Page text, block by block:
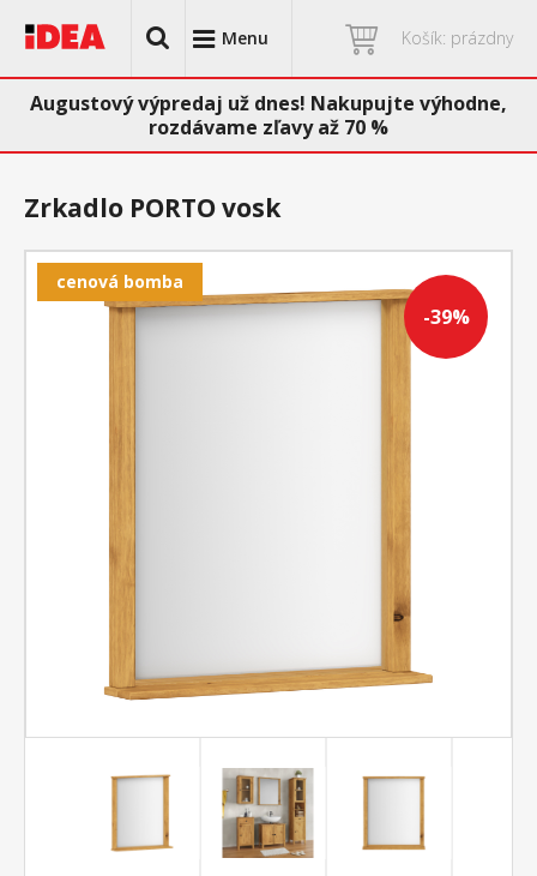
Menu Košík: prázdny
Augustový výpredaj už dnes! Nakupujte výhodne,
rozdávame zľavy až 70 %
-39%
cenová bomba
Zrkadlo PORTO vosk